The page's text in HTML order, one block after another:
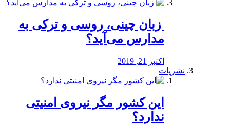
️ زبان چینی، روسی و ترکی به
مدارس می‌آید؟
اکتبر 21, 2019
نشریات
این کشور مگر نیروی امنیتی
ندارد؟